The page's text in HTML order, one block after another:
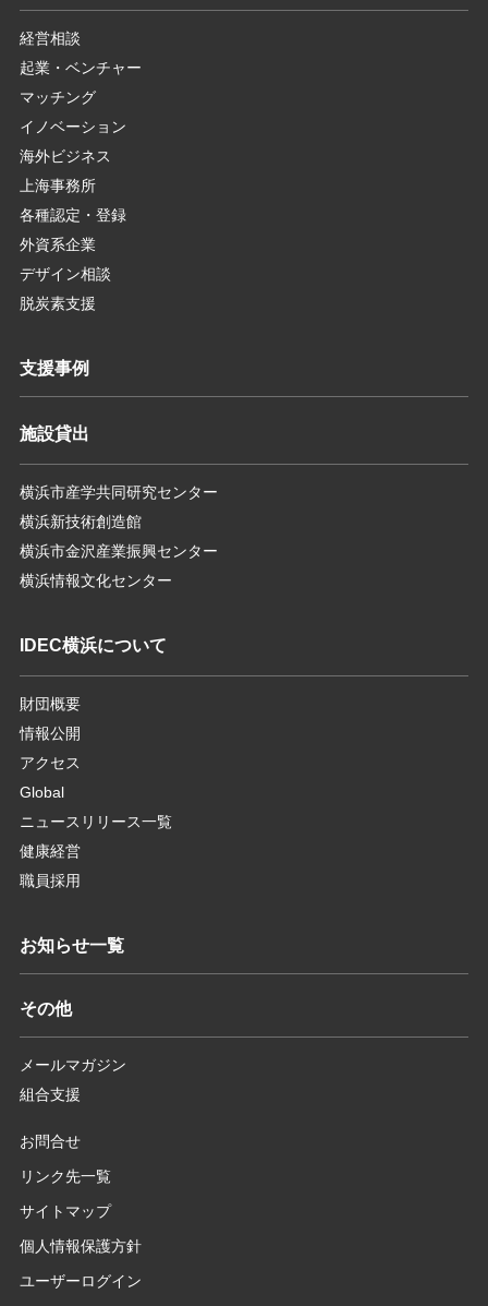
経営相談
起業・ベンチャー
マッチング
イノベーション
海外ビジネス
上海事務所
各種認定・登録
外資系企業
デザイン相談
脱炭素支援
支援事例
施設貸出
横浜市産学共同研究センター
横浜新技術創造館
横浜市金沢産業振興センター
横浜情報文化センター
IDEC横浜について
財団概要
情報公開
アクセス
Global
ニュースリリース一覧
健康経営
職員採用
お知らせ一覧
その他
メールマガジン
組合支援
お問合せ
リンク先一覧
サイトマップ
個人情報保護方針
ユーザーログイン